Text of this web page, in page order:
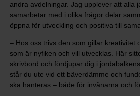
andra avdelningar. Jag upplever att alla
samarbetar med i olika frågor delar
öppna för utveckling och positiva till
– Hos oss trivs den som gillar kreativitet
som är nyfiken och vill utvecklas. Här
skrivbord och fördjupar dig i
står du ute vid ett bäverdämme och
ska hanteras – både för invånarna och